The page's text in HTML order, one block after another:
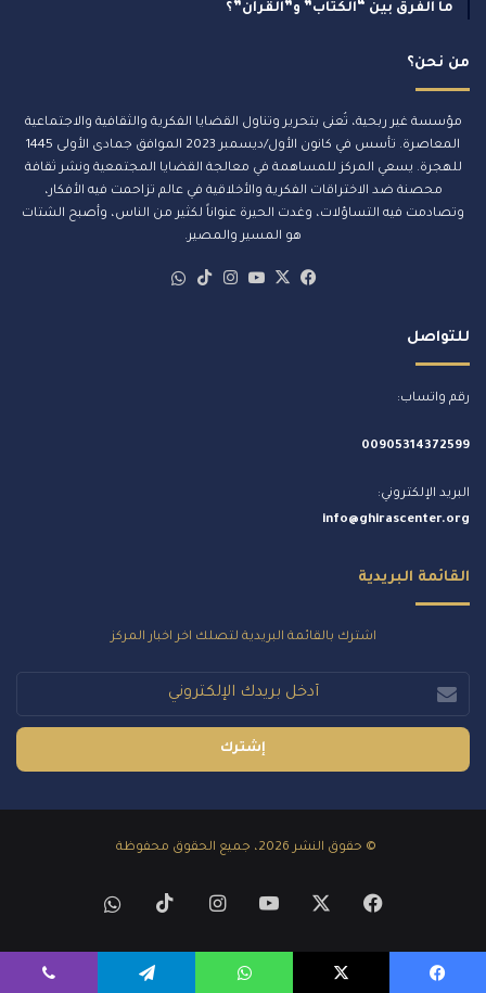
ما الفرق بين “الكتاب” و”القرآن”؟
من نحن؟
مؤسسة غير ربحية، تُعنى بتحرير وتناول القضايا الفكرية والثقافية والاجتماعية
المعاصرة. تأسس في كانون الأول/ديسمبر 2023 الموافق جمادى الأولى 1445
للهجرة. يسعي المركز للمساهمة في معالجة القضايا المجتمعية ونشر ثقافة
محصنة ضد الاختراقات الفكرية والأخلاقية في عالم تزاحمت فيه الأفكار،
وتصادمت فيه التساؤلات، وغدت الحيرة عنواناً لكثير من الناس، وأصبح الشتات
هو المسير والمصير.
فيسبوك
‫X
‫YouTubeانستقرام
‫TikTok
للتواصل
رقم واتساب:
00905314372599
البريد الإلكتروني:
info@ghirascenter.org
القائمة البريدية
اشترك بالقائمة البريدية لتصلك اخر اخبار المركز
بريدك
الإلكتروني
© حقوق النشر 2026، جميع الحقوق محفوظة
فيسبوك ‫YouTubeانستقرام‫TikTok
whatsapp